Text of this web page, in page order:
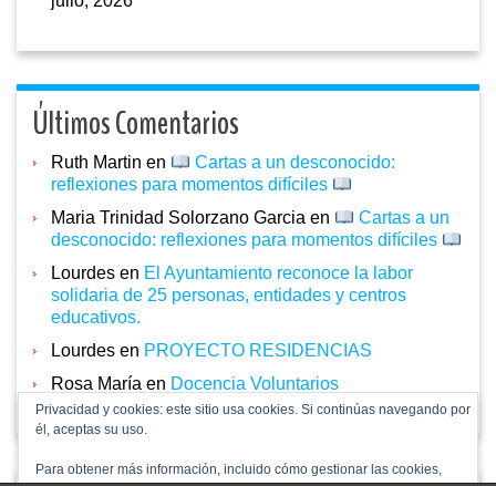
Últimos Comentarios
Ruth Martin en
Cartas a un desconocido:
reflexiones para momentos difíciles
Maria Trinidad Solorzano Garcia en
Cartas a un
desconocido: reflexiones para momentos difíciles
Lourdes en El Ayuntamiento reconoce la labor
solidaria de 25 personas, entidades y centros
educativos.
Lourdes en PROYECTO RESIDENCIAS
Rosa María en Docencia Voluntarios
Privacidad y cookies: este sitio usa cookies. Si continúas navegando por
él, aceptas su uso.
Para obtener más información, incluido cómo gestionar las cookies,